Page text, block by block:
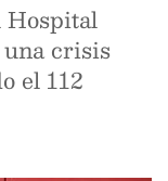
Hospital
crisis
el 112